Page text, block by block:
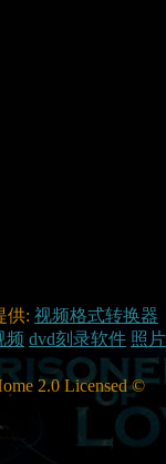
供: 视频格式转换器
频 dvd刻录软件 照片
2.0 Licensed ©